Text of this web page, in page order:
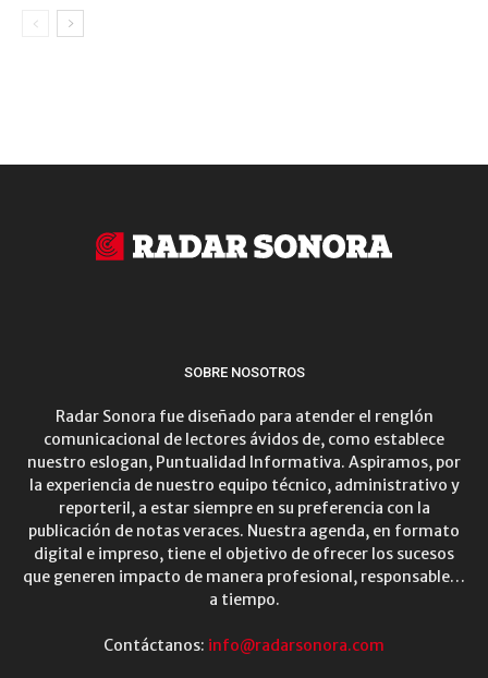
SOBRE NOSOTROS
Radar Sonora fue diseñado para atender el renglón
comunicacional de lectores ávidos de, como establece
nuestro eslogan, Puntualidad Informativa. Aspiramos, por
la experiencia de nuestro equipo técnico, administrativo y
reporteril, a estar siempre en su preferencia con la
publicación de notas veraces. Nuestra agenda, en formato
digital e impreso, tiene el objetivo de ofrecer los sucesos
que generen impacto de manera profesional, responsable…
a tiempo.
Contáctanos: info@radarsonora.com